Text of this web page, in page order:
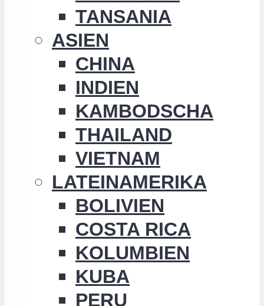
TANSANIA
ASIEN
CHINA
INDIEN
KAMBODSCHA
THAILAND
VIETNAM
LATEINAMERIKA
BOLIVIEN
COSTA RICA
KOLUMBIEN
KUBA
PERU